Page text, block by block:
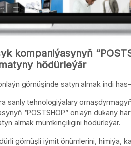
kompaniýasynyň
hödürleýär
görnüşinde satyn almak indi
sanly tehnologiýalary
“POSTSHOP” onlaýn dükany
almak mümkinçiligini hödürleýär.
görnüşli iýmit önümlerini, himiýa,